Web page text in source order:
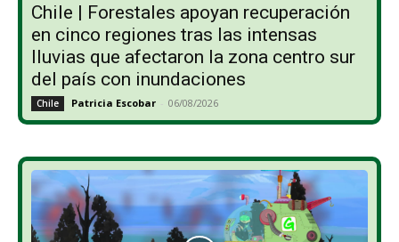
Chile | Forestales apoyan recuperación
en cinco regiones tras las intensas
lluvias que afectaron la zona centro sur
del país con inundaciones
Chile Patricia Escobar - 06/08/2026